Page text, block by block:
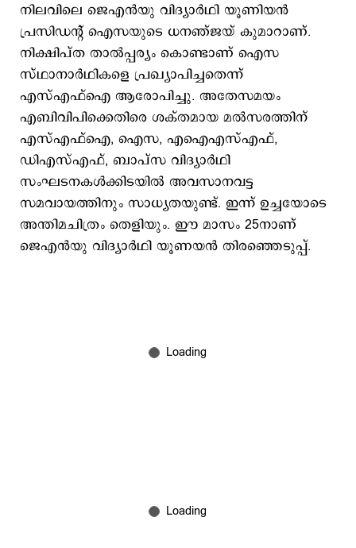
നിലവിലെ ജെഎന്‍യു വിദ്യാര്‍ഥി യൂണിയന്‍
പ്രസിഡന്‍റ് ഐസയുടെ ധനഞ്ജയ് കുമാറാണ്.
നിക്ഷിപ്ത താല്‍പ്പര്യം കൊണ്ടാണ് ഐസ
സ്ഥാനാര്‍ഥികളെ പ്രഖ്യാപിച്ചതെന്ന്
എസ്എഫ്ഐ ആരോപിച്ചു. അതേസമയം
എബിവിപിക്കെതിരെ ശക്തമായ മല്‍സരത്തിന്
എസ്എഫ്ഐ, ഐസ, എഐഎസ്എഫ്,
ഡിഎസ്എഫ്, ബാപ്‌സ വിദ്യാര്‍ഥി
സംഘടനകള്‍ക്കിടയില്‍ അവസാനവട്ട
സമവായത്തിനും സാധ്യതയുണ്ട്. ഇന്ന് ഉച്ചയോടെ
അന്തിമചിത്രം തെളിയും. ഈ മാസം 25നാണ്
ജെഎന്‍യു വിദ്യാര്‍ഥി യൂണയന്‍ തിരഞ്ഞെടുപ്പ്.